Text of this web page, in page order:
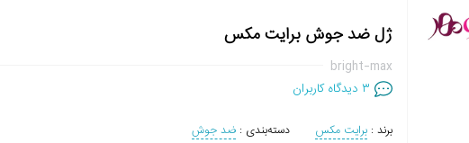
ژل ضد جوش برایت مکس
bright-max
۳ دیدگاه کاربران
برند : برایت مکس دسته‌بندی : ضد جوش